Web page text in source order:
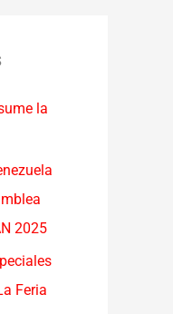
la
2025
Feria